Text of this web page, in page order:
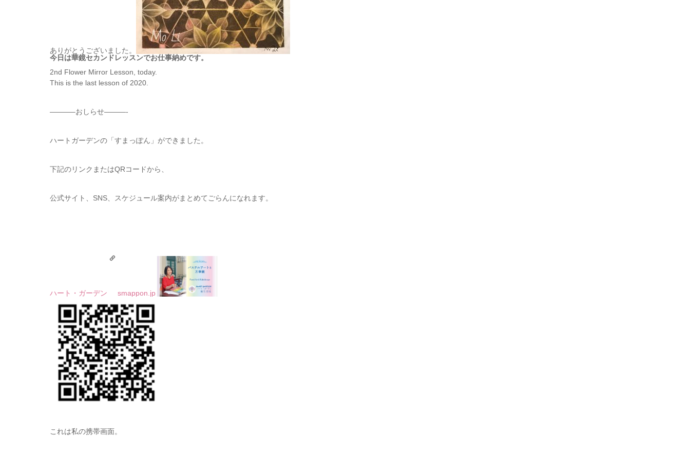
ありがとうございました。
今日は華鏡セカンドレッスンでお仕事納めです。
2nd Flower Mirror Lesson, today.
This is the last lesson of 2020.
———–おしらせ———-
ハートガーデンの「すまっぽん」ができました。
下記のリンクまたはQRコードから、
公式サイト、SNS、スケジュール案内がまとめてごらんになれます。
ハート・ガーデン smappon.jp
これは私の携帯画面。